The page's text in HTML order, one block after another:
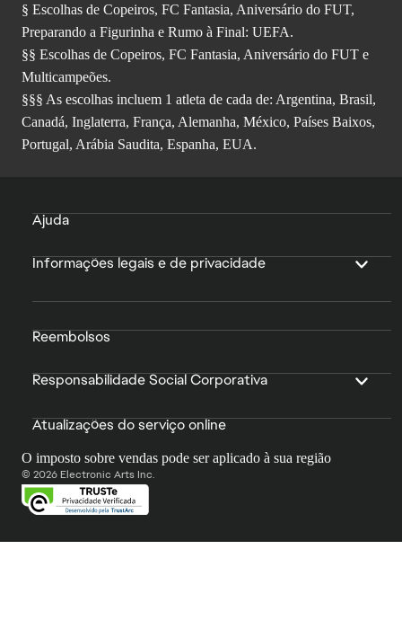
§ Escolhas de Copeiros, FC Fantasia, Aniversário do FUT,
Preparando a Figurinha e Rumo à Final: UEFA.
§§ Escolhas de Copeiros, FC Fantasia, Aniversário do FUT e
Multicampeões.
§§§ As escolhas incluem 1 atleta de cada de: Argentina, Brasil,
Canadá, Inglaterra, França, Alemanha, México, Países Baixos,
Portugal, Arábia Saudita, Espanha, EUA.
Ajuda
Informações legais e de privacidade
Reembolsos
Responsabilidade Social Corporativa
Atualizações do serviço online
O imposto sobre vendas pode ser aplicado à sua região
© 2026 Electronic Arts Inc.